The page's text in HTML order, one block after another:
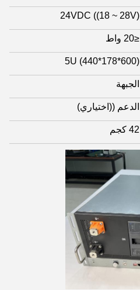
24VDC ((18 ~ 28V)
≤20 واط
5U (440*178*600)
الجبهة
الدعم ((اختياري)
42 كجم